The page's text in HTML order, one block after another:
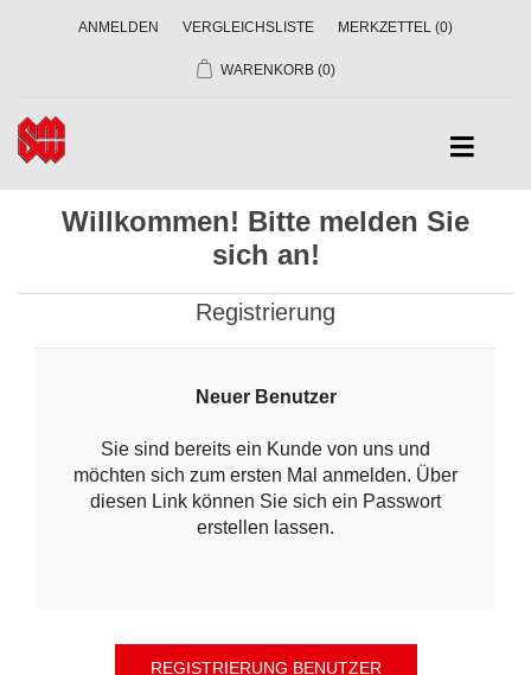
ANMELDEN VERGLEICHSLISTE MERKZETTEL (0)
WARENKORB (0)
Willkommen! Bitte melden Sie
sich an!
Registrierung
Neuer Benutzer
Sie sind bereits ein Kunde von uns und
möchten sich zum ersten Mal anmelden. Über
diesen Link können Sie sich ein Passwort
erstellen lassen.